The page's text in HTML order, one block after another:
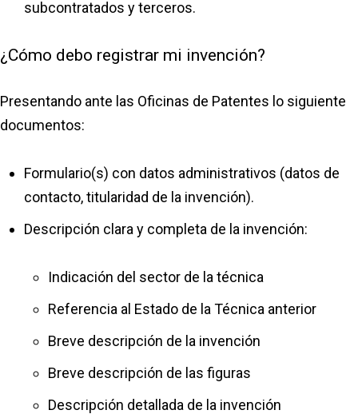
subcontratados y terceros.
¿Cómo debo registrar mi invención?
Presentando ante las Oficinas de Patentes lo siguiente
documentos:
Formulario(s) con datos administrativos (datos de
contacto, titularidad de la invención).
Descripción clara y completa de la invención:
Indicación del sector de la técnica
Referencia al Estado de la Técnica anterior
Breve descripción de la invención
Breve descripción de las figuras
Descripción detallada de la invención